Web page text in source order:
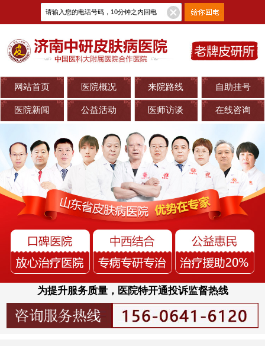
网站首页 医院概况 来院路线 自助挂号
医院新闻 公益活动 医师访谈 在线咨询
为提升服务质量，医院特开通投诉监督热线